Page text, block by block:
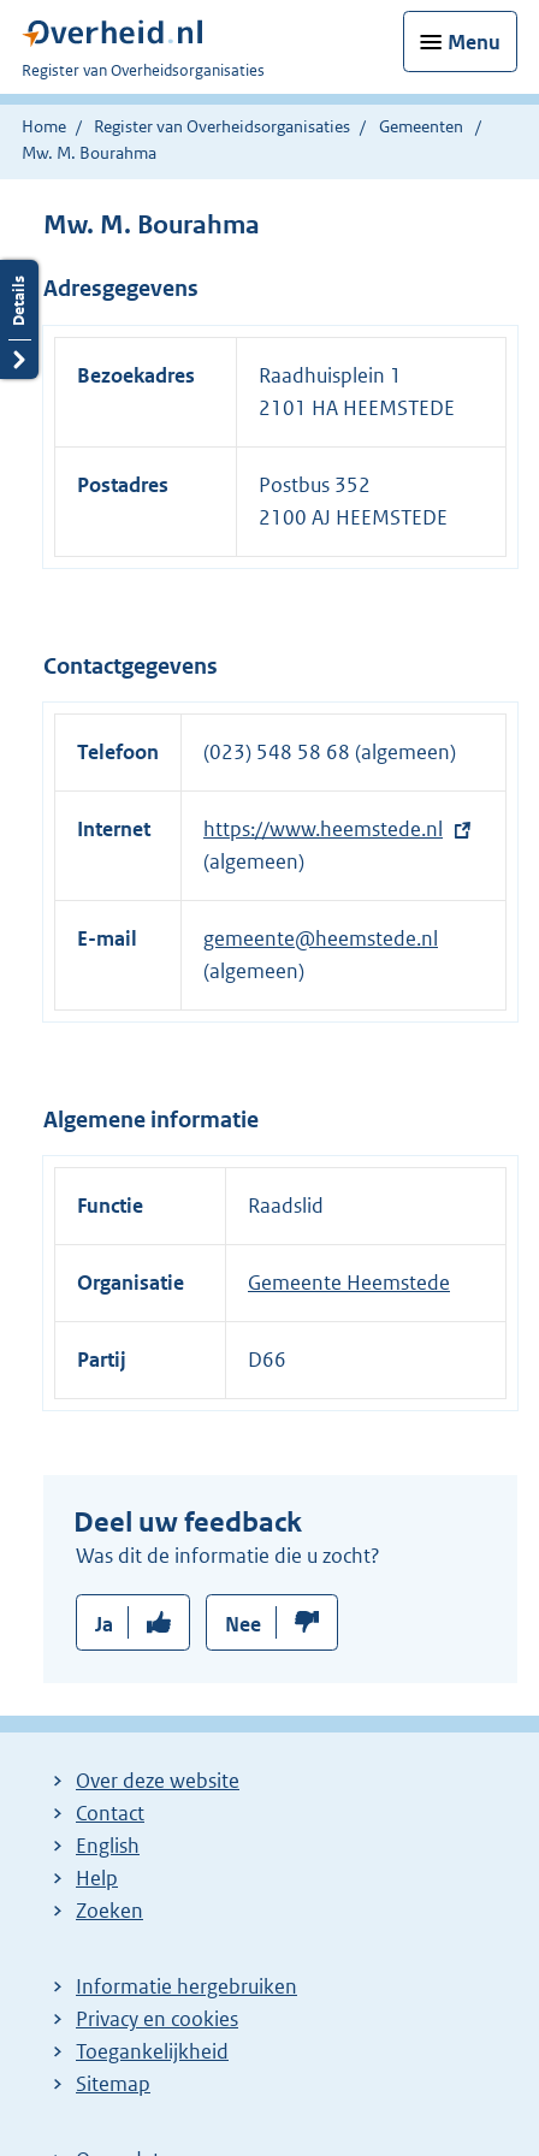
Menu
U
bent
nu
hier:
Register van Overheidsorganisaties
Home Register van Overheidsorganisaties
Gemeenten
Mw. M. Bourahma
Mw. M. Bourahma
Adresgegevens
Bezoekadres
Raadhuisplein 1
2101 HA HEEMSTEDE
Postadres
Postbus 352
2100 AJ HEEMSTEDE
Contactgegevens
Telefoon (023) 548 58 68 (algemeen)
Internet
E
x
t
r
e
n
k
https://www.heemstede.nl
(algemeen)
E-mail
gemeente@heemstede.nl
(algemeen)
Algemene informatie
Functie Raadslid
Organisatie Gemeente Heemstede
Partij D66
Deel uw feedback
Was dit de informatie die u zocht?
Ja Nee
Over deze website
Contact
English
Help
Zoeken
Informatie hergebruiken
Privacy en cookies
Toegankelijkheid
Sitemap